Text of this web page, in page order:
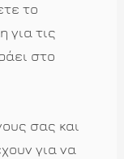
το
για τις
στο
σας και
για να